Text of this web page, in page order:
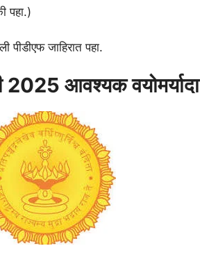
पहा.)
पीडीएफ जाहिरात पहा.
2025 आवश्यक वयोमर्यादा